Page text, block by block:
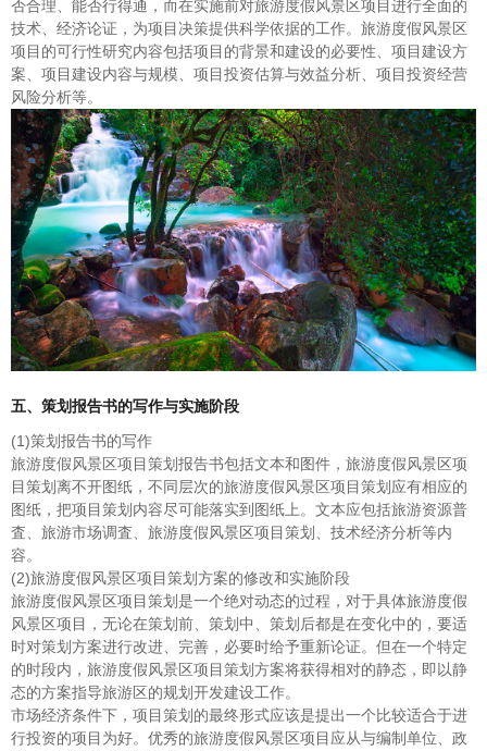
否合理、能否行得通，而在实施前对旅游度假风景区项目进行全面的
技术、经济论证，为项目决策提供科学依据的工作。旅游度假风景区
项目的可行性研究内容包括项目的背景和建设的必要性、项目建设方
案、项目建设内容与规模、项目投资估算与效益分析、项目投资经营
风险分析等。
五、策划报告书的写作与实施阶段
(1)策划报告书的写作
旅游度假风景区项目策划报告书包括文本和图件，旅游度假风景区项
目策划离不开图纸，不同层次的旅游度假风景区项目策划应有相应的
图纸，把项目策划内容尽可能落实到图纸上。文本应包括旅游资源普
査、旅游市场调査、旅游度假风景区项目策划、技术经济分析等内
容。
(2)旅游度假风景区项目策划方案的修改和实施阶段
旅游度假风景区项目策划是一个绝对动态的过程，对于具体旅游度假
风景区项目，无论在策划前、策划中、策划后都是在变化中的，要适
时对策划方案进行改进、完善，必要时给予重新论证。但在一个特定
的时段内，旅游度假风景区项目策划方案将获得相对的静态，即以静
态的方案指导旅游区的规划开发建设工作。
市场经济条件下，项目策划的最终形式应该是提出一个比较适合于进
行投资的项目为好。优秀的旅游度假风景区项目应从与编制单位、政